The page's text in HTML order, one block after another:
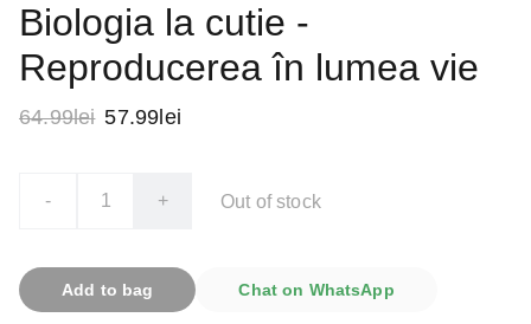
Biologia la cutie -
Reproducerea în lumea vie
64.99lei 57.99lei
- + Out of stock
Add to bag Chat on WhatsApp